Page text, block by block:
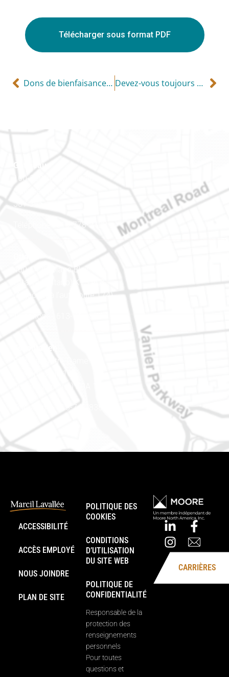
Télécharger sous format PDF
Dons de bienfaisance au décès Devez-vous toujours produire une déclaration de revenus?
Gatineau
100-200, rue Montcalm
Gatineau (Québec)
J8Y 3B5
Téléphone : 819-778-2428
400-1420, place Blair Towers
Ottawa (Ontario) K1J 9L8
(Adjacent à l’autoroute 174)
Téléphone : 613-745-8387
Est ontarien
888, rue Notre-Dame
Case postale 101
Embrun (Ontario) K0A 1W1
Téléphone : 613-745-8387
ACCESSIBILITÉ
ACCÈS EMPLOYÉ
NOUS JOINDRE
PLAN DE SITE
POLITIQUE DES
COOKIES
CONDITIONS
D’UTILISATION
DU SITE WEB
POLITIQUE DE
CONFIDENTIALITÉ
Responsable de la
protection des
renseignements
personnels
Pour toutes
questions et
CARRIÈRES